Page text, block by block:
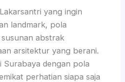
yang ingin
landmark, pola
abstrak
arsitektur yang berani.
Surabaya dengan pola
perhatian siapa saja